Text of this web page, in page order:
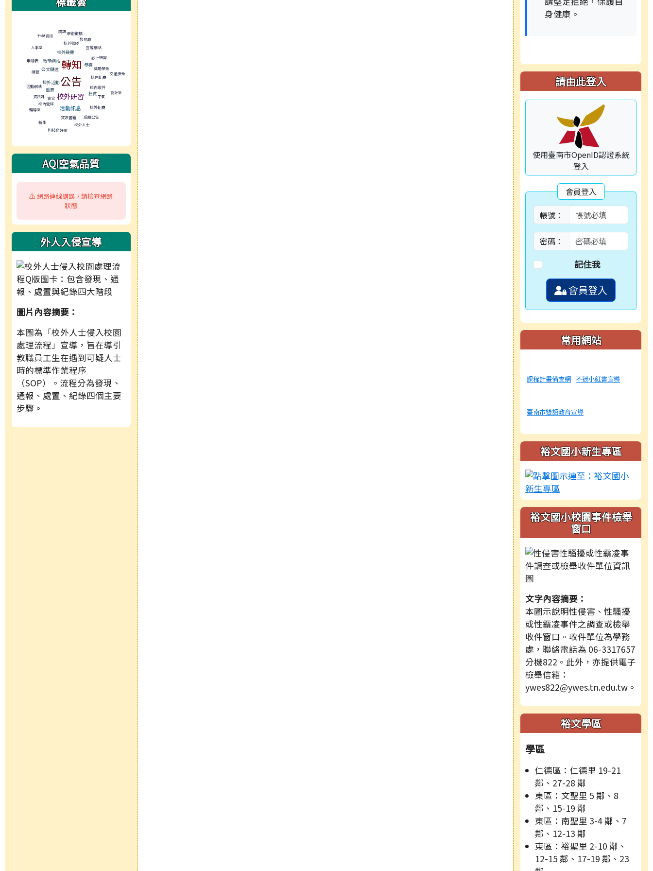
升學資訊
閱讀
人事室
校外競賽
校外營隊
學術徵稿
教務處
宣導網站
申請表
網管 公文轉達
教學網站 轉知 恭喜
必上研習
校外活動公告 校內比賽
獎助學金
交通安全
活動網站
資訊課
重要
資安 校外研習 狂賀
校內收件
會計室
輔導室
校內營隊
午餐
活動訊息 校外比賽
新生
資訊書籍
科技化評量
校外人士
成績公告
AQI空氣品質
⚠️ 網路連線錯誤，請檢查網路
狀態
外人入侵宣導
圖片內容摘要：
本圖為「校外人士侵入校園
處理流程」宣導，旨在導引
教職員工生在遇到可疑人士
時的標準作業程序
（SOP）。流程分為發現、
通報、處置、紀錄四個主要
步驟。
身健康。
請由此登入
使用臺南市OpenID認證系統
登入
會員登入
帳號：
密碼：
記住我
會員登入
常用網站
課程計畫備查網 不迷小紅書宣導
臺南市雙語教育宣導
裕文國小新生專區
裕文國小校園事件檢舉
窗口
文字內容摘要：
本圖示說明性侵害、性騷擾
或性霸凌事件之調查或檢舉
收件窗口。收件單位為學務
處，聯絡電話為 06-3317657
分機822。此外，亦提供電子
檢舉信箱：
ywes822@ywes.tn.edu.tw。
裕文學區
學區
仁德區：仁德里 19-21
鄰、27-28 鄰
東區：文聖里 5 鄰、8
鄰、15-19 鄰
東區：南聖里 3-4 鄰、7
鄰、12-13 鄰
東區：裕聖里 2-10 鄰、
12-15 鄰、17-19 鄰、23